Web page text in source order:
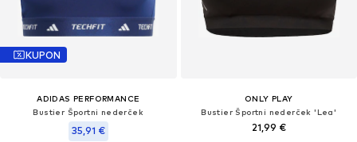
KUPON
ADIDAS PERFORMANCE
Bustier Športni nederček
35,91 €
ONLY PLAY
Bustier Športni nederček 'Lea'
21,99 €